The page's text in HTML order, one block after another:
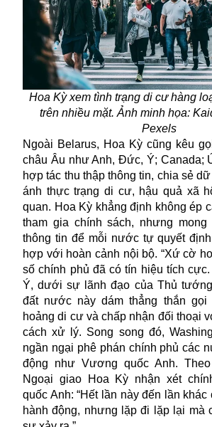
Hoa Kỳ xem tình trạng di cư hàng
trên nhiều mặt. Ảnh minh họa:
Pexels
Ngoài Belarus, Hoa Kỳ cũng kêu
châu Âu như Anh, Đức, Ý; Canada;
hợp tác thu thập thông tin, chia sẻ
ánh thực trạng di cư, hậu quả xã
quan. Hoa Kỳ khẳng định không ép
tham gia chính sách, nhưng mong
thông tin để mỗi nước tự quyết
hợp với hoàn cảnh nội bộ. “Xứ cờ
số chính phủ đã có tín hiệu tích
Ý, dưới sự lãnh đạo của Thủ
đất nước này dám thẳng thắn gọi
hoảng di cư và chấp nhận đối thoại
cách xử lý. Song song đó,
ngần ngại phê phán chính phủ các
động như Vương quốc Anh.
Ngoại giao Hoa Kỳ nhận xét
quốc Anh: “Hết lần này đến lần
hành động, nhưng lặp đi lặp lại mà